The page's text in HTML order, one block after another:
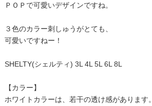
ＰＯＰで可愛いデザインですね。
３色のカラー刺しゅうがとても、
可愛いですねー！
SHELTY(シェルティ) 3L 4L 5L 6L 8L
【カラー】
ホワイトカラーは、若干の透け感があります。